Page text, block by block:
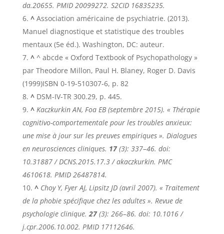
da.20655. PMID 20099272. S2CID 16835235.
^ Association américaine de psychiatrie. (2013).
Manuel diagnostique et statistique des troubles
mentaux (5e éd.). Washington, DC: auteur.
^ ^ abcde « Oxford Textbook of Psychopathology »
par Theodore Millon, Paul H. Blaney, Roger D. Davis
(1999)ISBN 0-19-510307-6, p. 82
^ DSM-IV-TR 300.29, p. 445.
^ Kaczkurkin AN, Foa EB (septembre 2015). « Thérapie
cognitivo-comportementale pour les troubles anxieux:
une mise à jour sur les preuves empiriques ». Dialogues
en neurosciences cliniques. 17(3): 337–46. doi:
10.31887 / DCNS.2015.17.3 / akaczkurkin. PMC
4610618. PMID 26487814.
^ Choy Y, Fyer AJ, Lipsitz JD (avril 2007). « Traitement
de la phobie spécifique chez les adultes ». Revue de
psychologie clinique.27(3): 266–86. doi: 10.1016 /
j.cpr.2006.10.002. PMID 17112646.